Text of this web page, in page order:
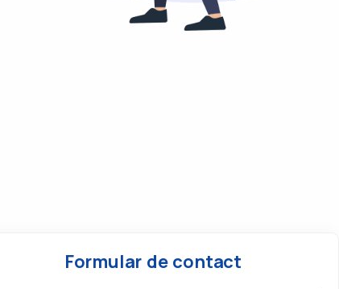
Formular de contact